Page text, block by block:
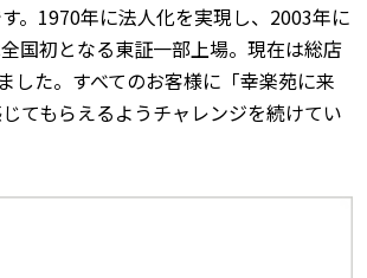
す。1970年に法人化を実現し、2003年に
国初となる東証一部上場。現在は総店
した。すべてのお客様に「幸楽苑に来
てもらえるようチャレンジを続けてい